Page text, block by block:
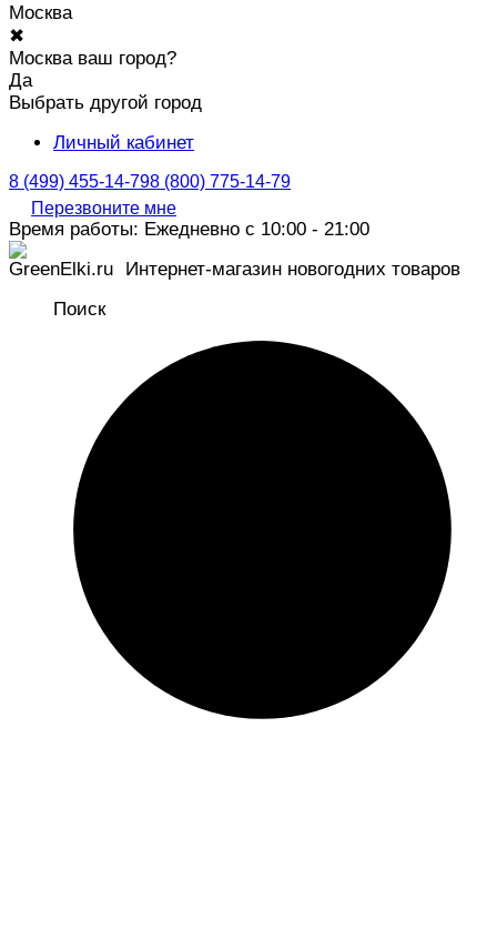
Москва
✖
Москва ваш город?
Да
Выбрать другой город
Личный кабинет
8 (499) 455-14-798 (800) 775-14-79
Перезвоните мне
Время работы: Ежедневно с 10:00 - 21:00
Интернет-магазин новогодних товаров
Поиск